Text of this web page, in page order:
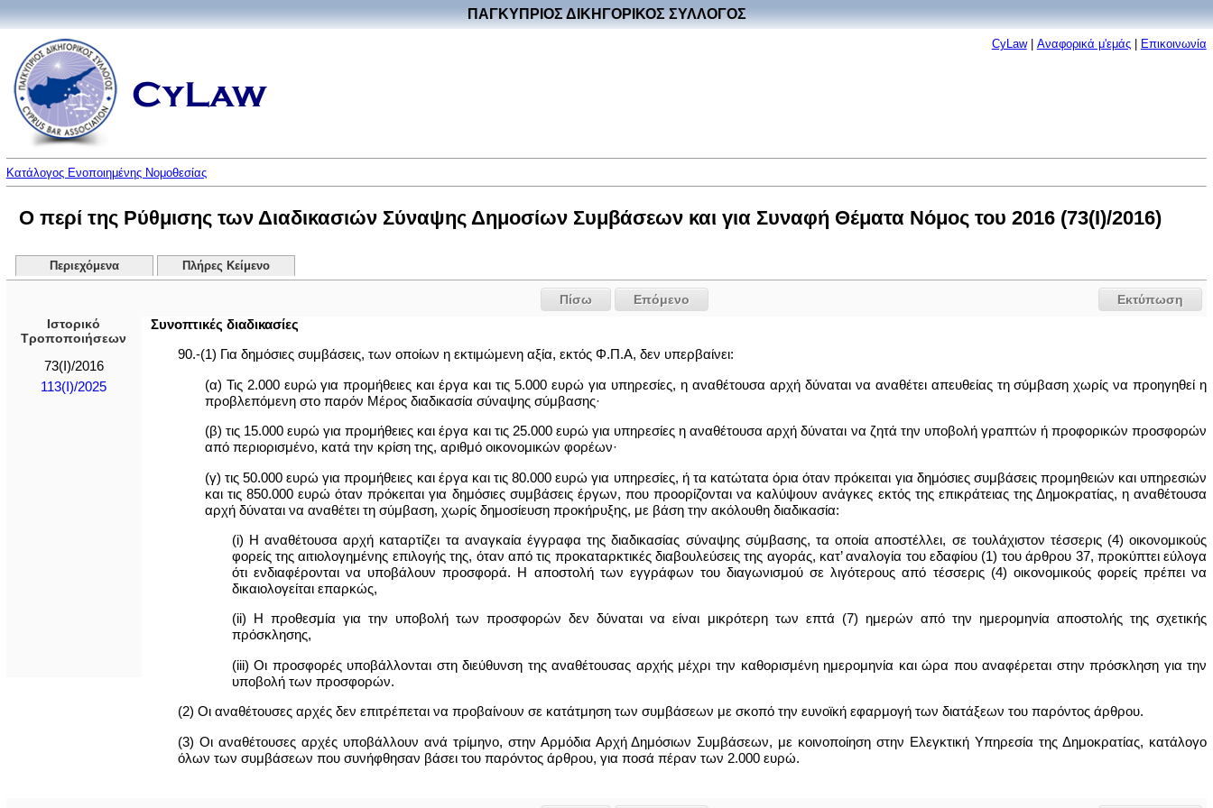
ΠΑΓΚΥΠΡΙΟΣ ΔΙΚΗΓΟΡΙΚΟΣ ΣΥΛΛΟΓΟΣ
CyLaw| Αναφορικά μ'εμάς| Επικοινωνία
Κατάλογος Ενοποιημένης Νομοθεσίας
Ο περί της Ρύθμισης των Διαδικασιών Σύναψης Δημοσίων Συμβάσεων και για Συναφή Θέματα Νόμος του 2016 (73(I)/2016)
Περιεχόμενα Πλήρες Κείμενο
Εκτύπωση
Πίσω
Επόμενο
Ιστορικό
Τροποποιήσεων
73(I)/2016
113(I)/2025
Συνοπτικές διαδικασίες
90.-(1) Για δημόσιες συμβάσεις, των οποίων η εκτιμώμενη αξία, εκτός Φ.Π.Α, δεν υπερβαίνει:
(α) Τις 2.000 ευρώ για προμήθειες και έργα και τις 5.000 ευρώ για υπηρεσίες, η αναθέτουσα αρχή δύναται να αναθέτει απευθείας τη σύμβαση χωρίς να προηγηθεί η
προβλεπόμενη στο παρόν Μέρος διαδικασία σύναψης σύμβασης·
(β) τις 15.000 ευρώ για προμήθειες και έργα και τις 25.000 ευρώ για υπηρεσίες η αναθέτουσα αρχή δύναται να ζητά την υποβολή γραπτών ή προφορικών προσφορών
από περιορισμένο, κατά την κρίση της, αριθμό οικονομικών φορέων·
(γ) τις 50.000 ευρώ για προμήθειες και έργα και τις 80.000 ευρώ για υπηρεσίες, ή τα κατώτατα όρια όταν πρόκειται για δημόσιες συμβάσεις προμηθειών και υπηρεσιών
και τις 850.000 ευρώ όταν πρόκειται για δημόσιες συμβάσεις έργων, που προορίζονται να καλύψουν ανάγκες εκτός της επικράτειας της Δημοκρατίας, η αναθέτουσα
αρχή δύναται να αναθέτει τη σύμβαση, χωρίς δημοσίευση προκήρυξης, με βάση την ακόλουθη διαδικασία:
(i) Η αναθέτουσα αρχή καταρτίζει τα αναγκαία έγγραφα της διαδικασίας σύναψης σύμβασης, τα οποία αποστέλλει, σε τουλάχιστον τέσσερις (4) οικονομικούς
φορείς της αιτιολογημένης επιλογής της, όταν από τις προκαταρκτικές διαβουλεύσεις της αγοράς, κατ’ αναλογία του εδαφίου (1) του άρθρου 37, προκύπτει εύλογα
ότι ενδιαφέρονται να υποβάλουν προσφορά. Η αποστολή των εγγράφων του διαγωνισμού σε λιγότερους από τέσσερις (4) οικονομικούς φορείς πρέπει να
δικαιολογείται επαρκώς,
(ii) Η προθεσμία για την υποβολή των προσφορών δεν δύναται να είναι μικρότερη των επτά (7) ημερών από την ημερομηνία αποστολής της σχετικής
πρόσκλησης,
(iii) Οι προσφορές υποβάλλονται στη διεύθυνση της αναθέτουσας αρχής μέχρι την καθορισμένη ημερομηνία και ώρα που αναφέρεται στην πρόσκληση για την
υποβολή των προσφορών.
(2) Οι αναθέτουσες αρχές δεν επιτρέπεται να προβαίνουν σε κατάτμηση των συμβάσεων με σκοπό την ευνοϊκή εφαρμογή των διατάξεων του παρόντος άρθρου.
(3) Οι αναθέτουσες αρχές υποβάλλουν ανά τρίμηνο, στην Αρμόδια Αρχή Δημόσιων Συμβάσεων, με κοινοποίηση στην Ελεγκτική Υπηρεσία της Δημοκρατίας, κατάλογο
όλων των συμβάσεων που συνήφθησαν βάσει του παρόντος άρθρου, για ποσά πέραν των 2.000 ευρώ.